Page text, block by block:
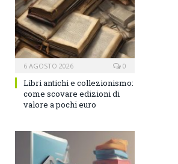
6 AGOSTO 2026 0
Libri antichi e collezionismo:
come scovare edizioni di
valore a pochi euro